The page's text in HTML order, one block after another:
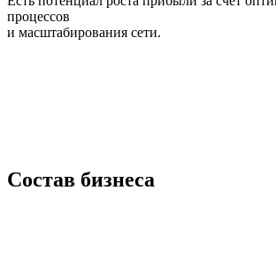
процессов
и масштабирования сети.
Состав бизнеса